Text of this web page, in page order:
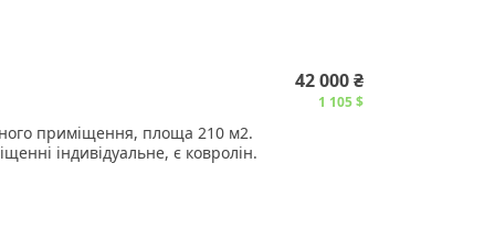
42 000 ₴
1 105 $
приміщення, площа 210 м2.
індивідуальне, є ковролін.